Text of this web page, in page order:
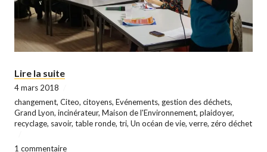
Lire la suite« Retour sur la table ronde « Les déchets,
4 mars 2018
changement, Citeo, citoyens, Evénements, gestion des déchets,
Grand Lyon, incinérateur, Maison de l'Environnement, plaidoyer,
recyclage, savoir, table ronde, tri, Un océan de vie, verre, zéro déchet
1 commentaire